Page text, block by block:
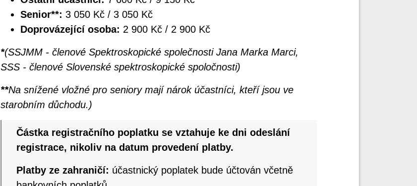
Senior**: 3 050 Kč / 3 050 Kč
Doprovázející osoba: 2 900 Kč / 2 900 Kč
*(SSJMM - členové Spektroskopické společnosti Jana Marka Marci,
SSS - členové Slovenské spektroskopické spoločnosti)
**Na snížené vložné pro seniory mají nárok účastníci, kteří jsou ve
starobním důchodu.)
Částka registračního poplatku se vztahuje ke dni odeslání
registrace, nikoliv na datum provedení platby.
Platby ze zahraničí: účastnický poplatek bude účtován včetně